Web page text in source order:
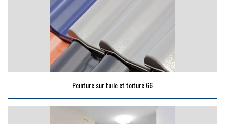
Peinture sur tuile et toiture 66